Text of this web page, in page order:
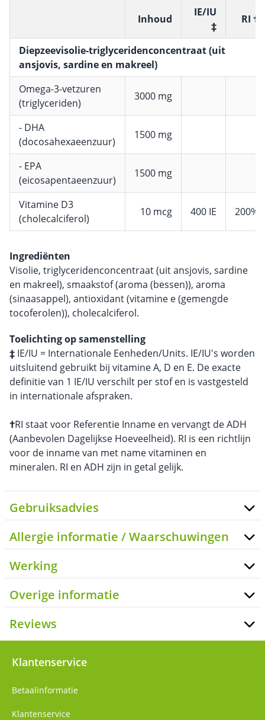
Inhoud
IE/IU
‡
RI †
Diepzeevisolie-triglyceridenconcentraat (uit
ansjovis, sardine en makreel)
Omega-3-vetzuren
(triglyceriden)
3000 mg
- DHA
(docosahexaeenzuur)
1500 mg
- EPA
(eicosapentaeenzuur)
1500 mg
Vitamine D3
(cholecalciferol)
10 mcg 400 IE 200%
Ingrediënten
Visolie, triglyceridenconcentraat (uit ansjovis, sardine
en makreel), smaakstof (aroma (bessen)), aroma
(sinaasappel), antioxidant (vitamine e (gemengde
tocoferolen)), cholecalciferol.
Toelichting op samenstelling
‡ IE/IU = Internationale Eenheden/Units. IE/IU's worden
uitsluitend gebruikt bij vitamine A, D en E. De exacte
definitie van 1 IE/IU verschilt per stof en is vastgesteld
in internationale afspraken.
†RI staat voor Referentie Inname en vervangt de ADH
(Aanbevolen Dagelijkse Hoeveelheid). RI is een richtlijn
voor de inname van met name vitaminen en
mineralen. RI en ADH zijn in getal gelijk.
Gebruiksadvies
Allergie informatie / Waarschuwingen
Werking
Overige informatie
Reviews
Klantenservice
Betaalinformatie
Klantenservice